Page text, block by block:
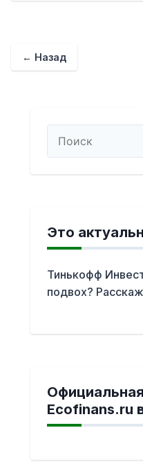
← Назад
Это
Тинькофф
подвох?
Ecofinans.ru